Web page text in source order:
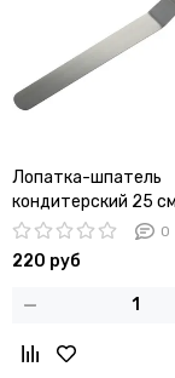
Лопатка-шпатель
кондитерский 25
KM 7822 из
стали с деревянной
0
220 руб